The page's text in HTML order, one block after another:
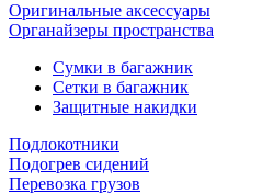
Оригинальные аксессуары
Органайзеры пространства
Сумки в багажник
Сетки в багажник
Защитные накидки
Подлокотники
Подогрев сидений
Перевозка грузов